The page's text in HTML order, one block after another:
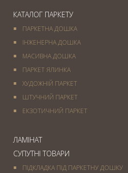
КАТАЛОГ ПАРКЕТУ
ПАРКЕТНА ДОШКА
ІНЖЕНЕРНА ДОШКА
МАСИВНА ДОШКА
ПАРКЕТ ЯЛИНКА
ХУДОЖНІЙ ПАРКЕТ
ШТУЧНИЙ ПАРКЕТ
ЕКЗОТИЧНИЙ ПАРКЕТ
ЛАМІНАТ
СУПУТНІ ТОВАРИ
ПІДКЛАДКА ПІД ПАРКЕТНУ ДОШКУ